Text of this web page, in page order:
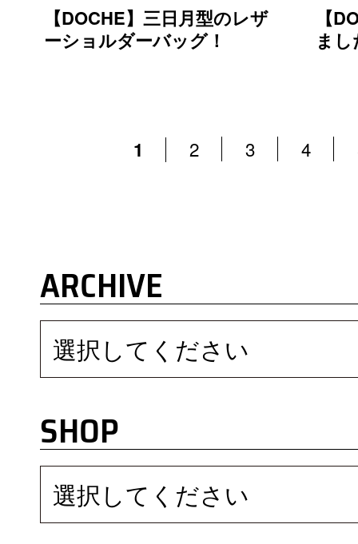
【DOCHE】三日月型のレザ
ーショルダーバッグ！
【
ま
1 2 3 4
ARCHIVE
選択してください
SHOP
選択してください